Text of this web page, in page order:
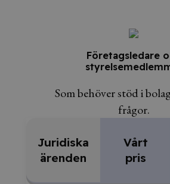
Företagsledare
Som behöver stöd i
frågor.
Juridiska
ärenden
Vårt
pris